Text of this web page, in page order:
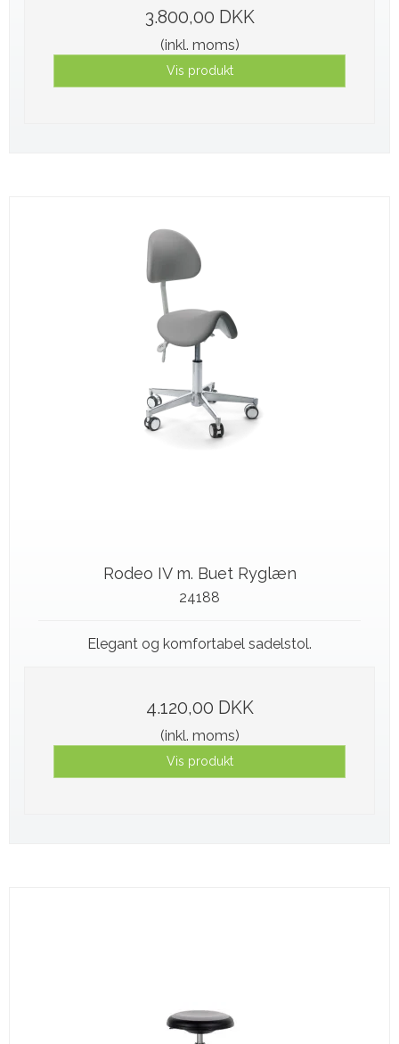
3.800,00 DKK
(inkl. moms)
Vis produkt
Rodeo IV m. Buet Ryglæn
24188
Elegant og komfortabel sadelstol.
4.120,00 DKK
(inkl. moms)
Vis produkt